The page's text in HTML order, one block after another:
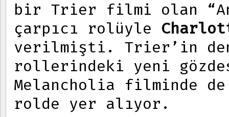
bir Trier filmi olan
çarpıcı rolüyle
verilmişti. Trier’in
rollerindeki yeni
Melancholia filminde
rolde yer alıyor.